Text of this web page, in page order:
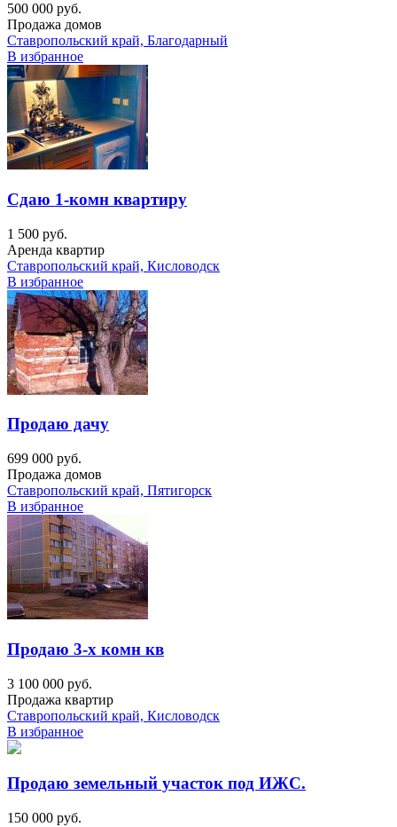
500 000 руб.
Продажа домов
Ставропольский край, Благодарный
В избранное
Сдаю 1-комн квартиру
1 500 руб.
Аренда квартир
Ставропольский край, Кисловодск
В избранное
Продаю дачу
699 000 руб.
Продажа домов
Ставропольский край, Пятигорск
В избранное
Продаю 3-х комн кв
3 100 000 руб.
Продажа квартир
Ставропольский край, Кисловодск
В избранное
Продаю земельный участок под ИЖС.
150 000 руб.